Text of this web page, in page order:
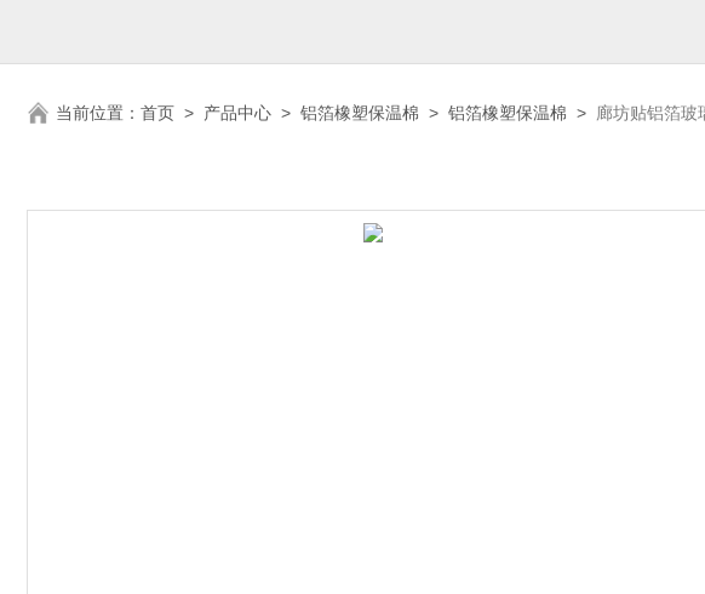
当前位置： 首页 > 产品中心 > 铝箔橡塑保温棉 > 铝箔橡塑保温棉 > 廊坊贴铝箔玻